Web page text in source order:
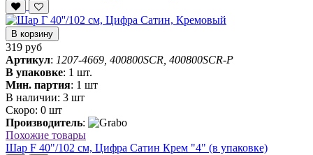
В корзину
319 руб
Артикул: 1207-4669, 400800SCR, 400800SCR-P
В упаковке: 1 шт.
Мин. партия: 1 шт
В наличии: 3 шт
Скоро: 0 шт
Производитель:
Похожие товары
Шар F 40"/102 см, Цифра Сатин Крем "4" (в упаковке)